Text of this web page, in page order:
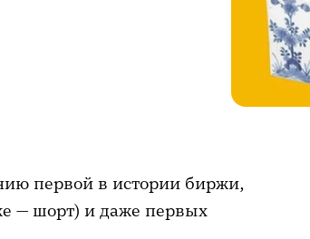
первой в истории биржи,
— шорт) и даже первых